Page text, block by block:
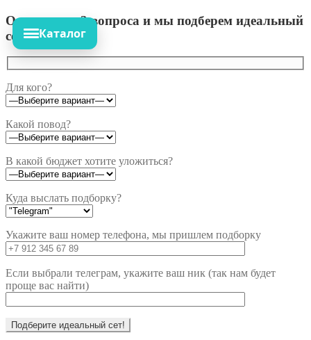
Ответьте на 3 вопроса и мы подберем идеальный
сет!
Для кого?
Какой повод?
В какой бюджет хотите уложиться?
Куда выслать подборку?
Укажите ваш номер телефона, мы пришлем подборку
Если выбрали телеграм, укажите ваш ник (так нам будет
проще вас найти)
Каталог